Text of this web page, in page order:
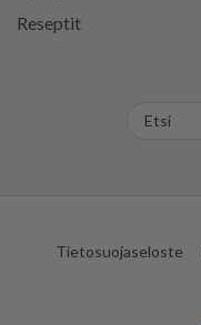
Reseptit
Tietosuojaseloste